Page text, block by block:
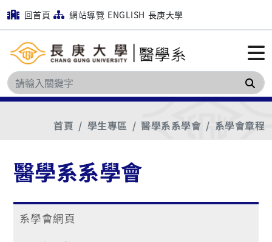
回首頁 網站導覽 ENGLISH 長庚大學
搜
首頁 學生專區 醫學系系學會 系學會章程
醫學系系學會
系學會網頁